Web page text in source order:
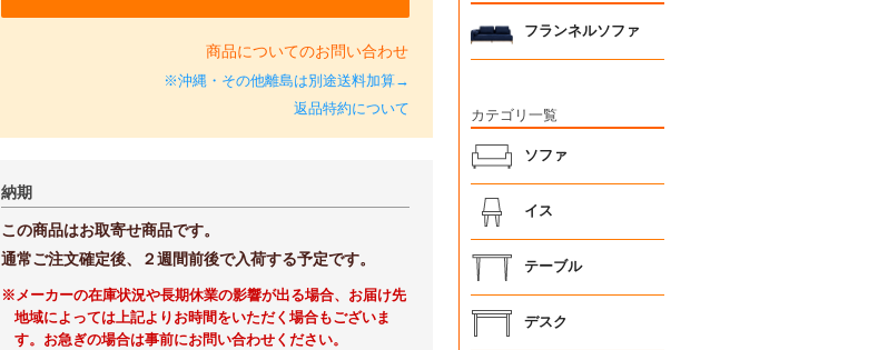
商品についてのお問い合わせ
※沖縄・その他離島は別途送料加算→
返品特約について
納期
この商品はお取寄せ商品です。
通常ご注文確定後、２週間前後で入荷する予定です。
※メーカーの在庫状況や長期休業の影響が出る場合、お届け先
地域によっては上記よりお時間をいただく場合もございま
す。お急ぎの場合は事前にお問い合わせください。
フランネルソファ
カテゴリ一覧
ソファ
イス
テーブル
デスク